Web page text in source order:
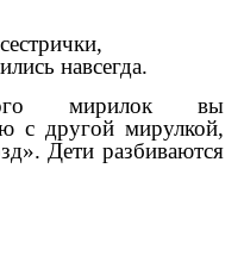
навсегда.
мирилок вы
с другой мирулкой,
Дети разбиваются
дрозд,
а